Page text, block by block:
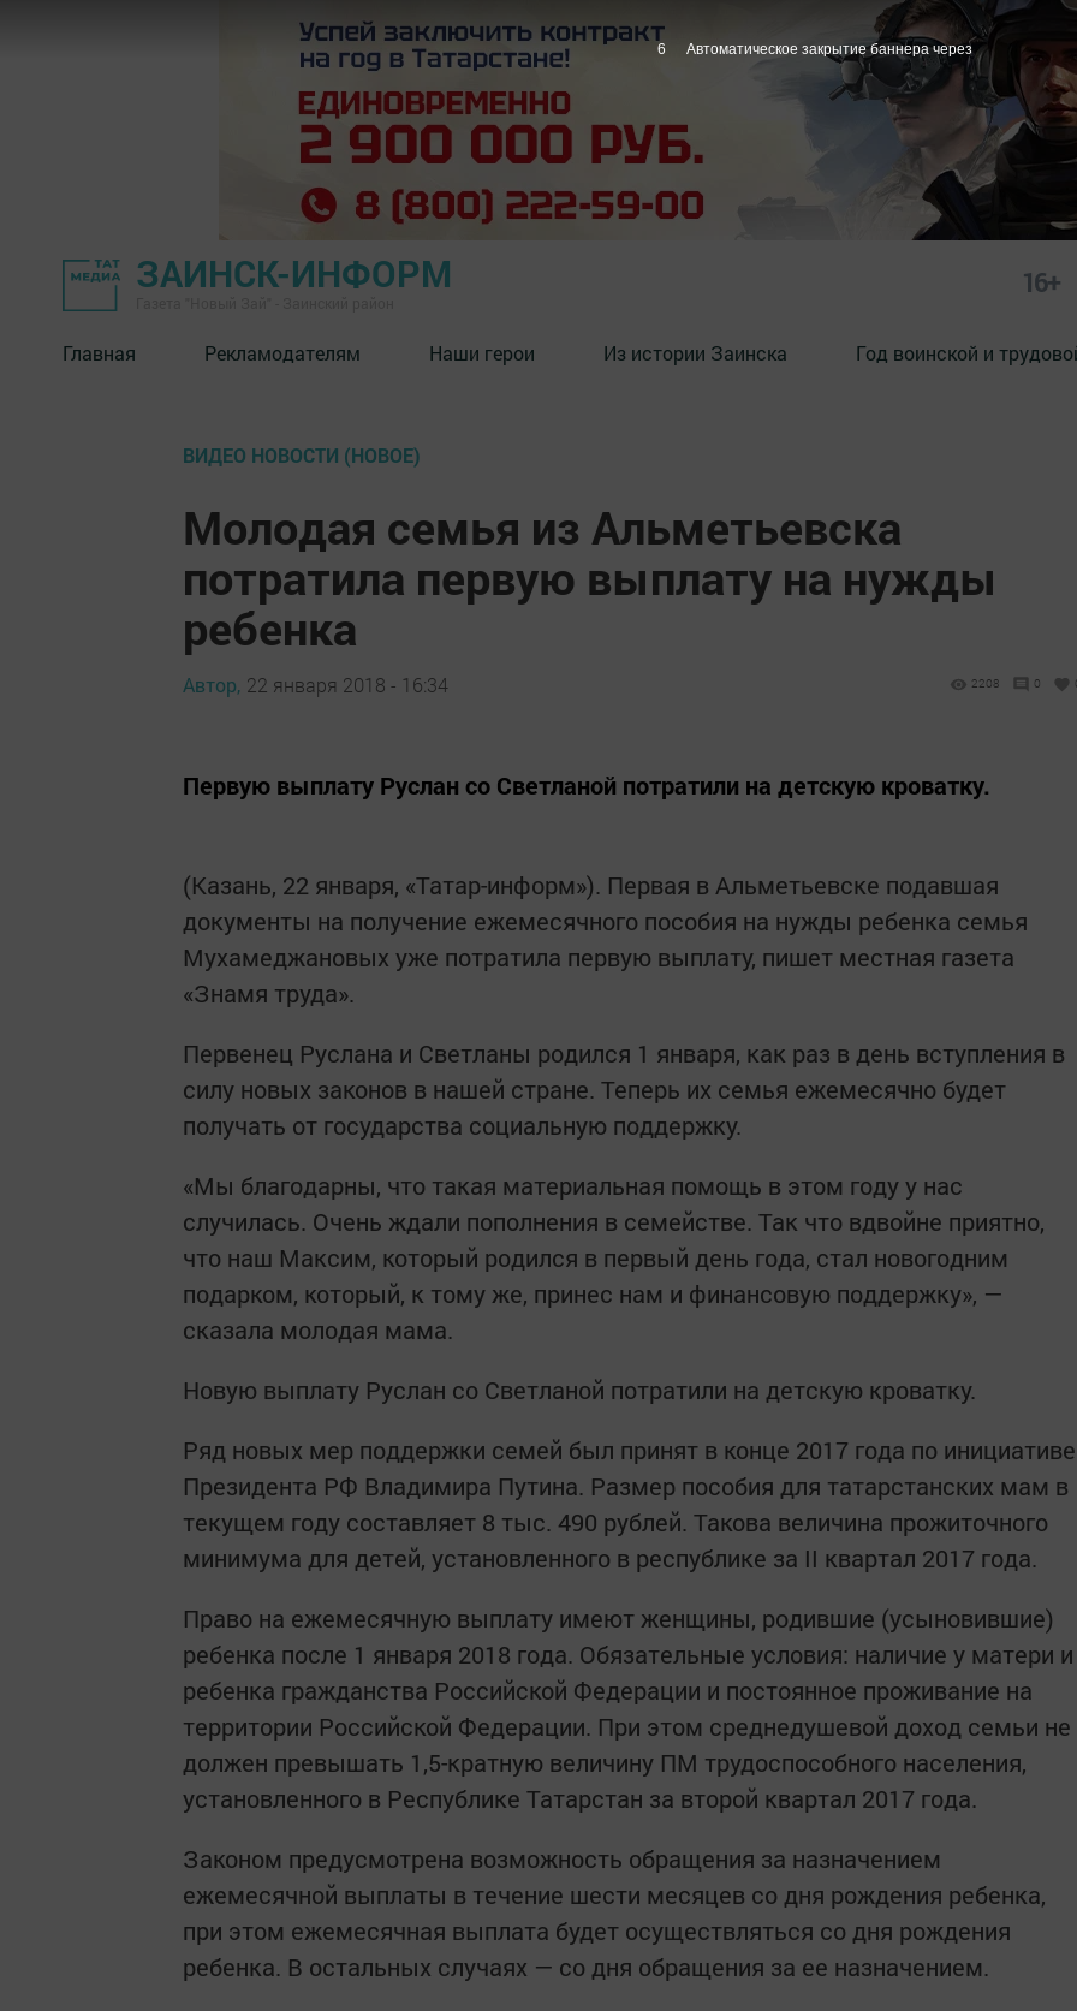
ЗАИНСК-ИНФОРМ 16+
Главная Рекламодателям Наши герои Из истории Заинска Год воинской и
ВИДЕО НОВОСТИ (НОВОЕ)
Молодая семья из Альметьевска
потратила первую выплату на нужды
ребенка
Автор, 22 января 2018 - 16:34 2208 0
Первую выплату Руслан со Светланой потратили на детскую кроватку.
(Казань, 22 января, «Татар-информ»). Первая в Альметьевске подавшая
документы на получение ежемесячного пособия на нужды ребенка семья
Мухамеджановых уже потратила первую выплату, пишет местная газета
«Знамя труда».
Первенец Руслана и Светланы родился 1 января, как раз в день вступления в
силу новых законов в нашей стране. Теперь их семья ежемесячно будет
получать от государства социальную поддержку.
«Мы благодарны, что такая материальная помощь в этом году у нас
случилась. Очень ждали пополнения в семействе. Так что вдвойне приятно,
что наш Максим, который родился в первый день года, стал новогодним
подарком, который, к тому же, принес нам и финансовую поддержку», —
сказала молодая мама.
Новую выплату Руслан со Светланой потратили на детскую кроватку.
Ряд новых мер поддержки семей был принят в конце 2017 года по инициативе
Президента РФ Владимира Путина. Размер пособия для татарстанских мам в
текущем году составляет 8 тыс. 490 рублей. Такова величина прожиточного
минимума для детей, установленного в республике за II квартал 2017 года.
Право на ежемесячную выплату имеют женщины, родившие (усыновившие)
ребенка после 1 января 2018 года. Обязательные условия: наличие у матери и
ребенка гражданства Российской Федерации и постоянное проживание на
территории Российской Федерации. При этом среднедушевой доход семьи не
должен превышать 1,5-кратную величину ПМ трудоспособного населения,
установленного в Республике Татарстан за второй квартал 2017 года.
Законом предусмотрена возможность обращения за назначением
ежемесячной выплаты в течение шести месяцев со дня рождения ребенка,
при этом ежемесячная выплата будет осуществляться со дня рождения
ребенка. В остальных случаях — со дня обращения за ее назначением.
5 Автоматическое закрытие баннера через